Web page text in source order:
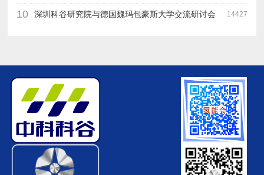
10 深圳科谷研究院与德国魏玛包豪斯大学交流研讨会 14427